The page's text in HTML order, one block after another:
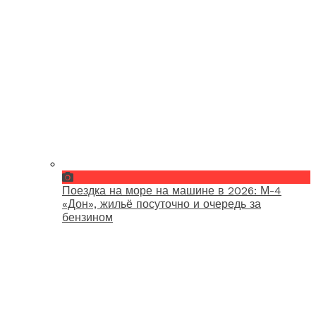
Поездка на море на машине в 2026: М-4
«Дон», жильё посуточно и очередь за
бензином